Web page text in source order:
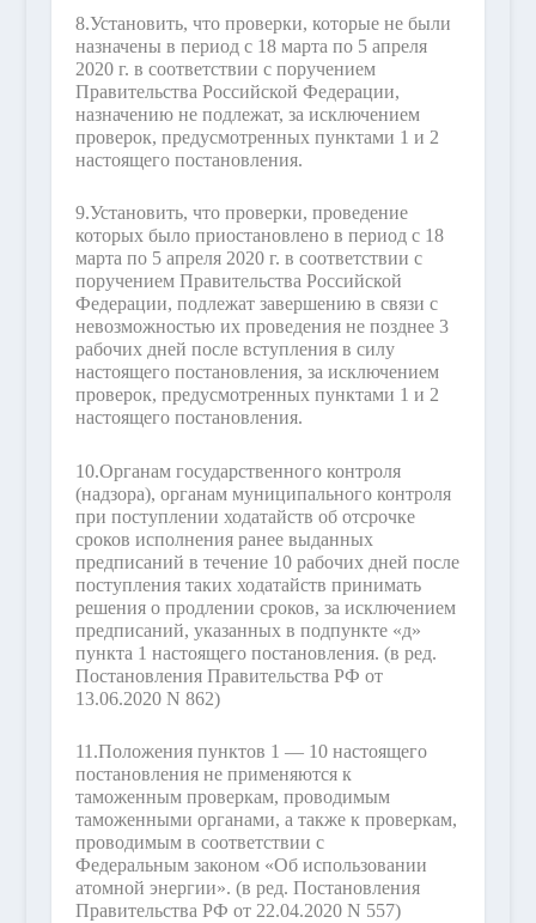
8.Установить, что проверки, которые не были
назначены в период с 18 марта по 5 апреля
2020 г. в соответствии с поручением
Правительства Российской Федерации,
назначению не подлежат, за исключением
проверок, предусмотренных пунктами 1 и 2
настоящего постановления.
9.Установить, что проверки, проведение
которых было приостановлено в период с 18
марта по 5 апреля 2020 г. в соответствии с
поручением Правительства Российской
Федерации, подлежат завершению в связи с
невозможностью их проведения не позднее 3
рабочих дней после вступления в силу
настоящего постановления, за исключением
проверок, предусмотренных пунктами 1 и 2
настоящего постановления.
10.Органам государственного контроля
(надзора), органам муниципального контроля
при поступлении ходатайств об отсрочке
сроков исполнения ранее выданных
предписаний в течение 10 рабочих дней после
поступления таких ходатайств принимать
решения о продлении сроков, за исключением
предписаний, указанных в подпункте «д»
пункта 1 настоящего постановления. (в ред.
Постановления Правительства РФ от
13.06.2020 N 862)
11.Положения пунктов 1 — 10 настоящего
постановления не применяются к
таможенным проверкам, проводимым
таможенными органами, а также к проверкам,
проводимым в соответствии с
Федеральным законом «Об использовании
атомной энергии». (в ред. Постановления
Правительства РФ от 22.04.2020 N 557)